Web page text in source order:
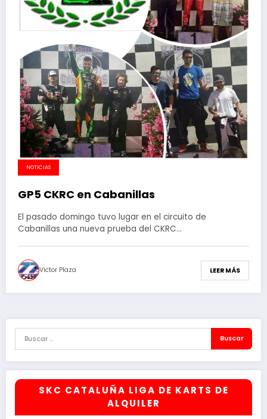
NOTICIAS
​GP5 CKRC en Cabanillas
El pasado domingo tuvo lugar en el circuito de
Cabanillas una nueva prueba del CKRC…
Victor Plaza LEER MÁS
SKC CATALUÑA LIGA DE KARTS DE
ALQUILER